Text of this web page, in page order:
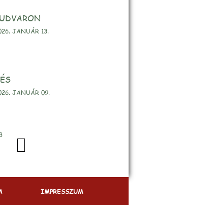
JANUÁR 13.
JANUÁR 09.
IMPRESSZUM